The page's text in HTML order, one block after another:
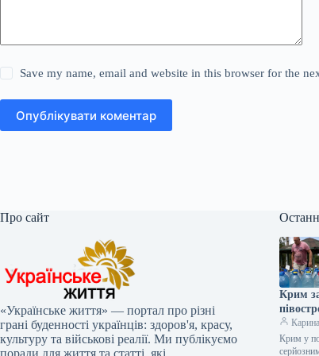
Save my name, email and website in this browser for the
Опублікувати коментар
Про сайт
«Українське життя» — портал про різні
грані буденності українців: здоров'я, красу,
культуру та військові реалії. Ми публікуємо
поради для життя та статті, які
Крим
Крим у